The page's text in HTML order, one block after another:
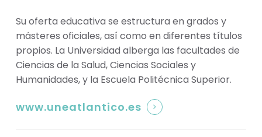
Su oferta educativa se estructura en grados y
másteres oficiales, así como en diferentes títulos
propios. La Universidad alberga las facultades de
Ciencias de la Salud, Ciencias Sociales y
Humanidades, y la Escuela Politécnica Superior.
www.uneatlantico.es